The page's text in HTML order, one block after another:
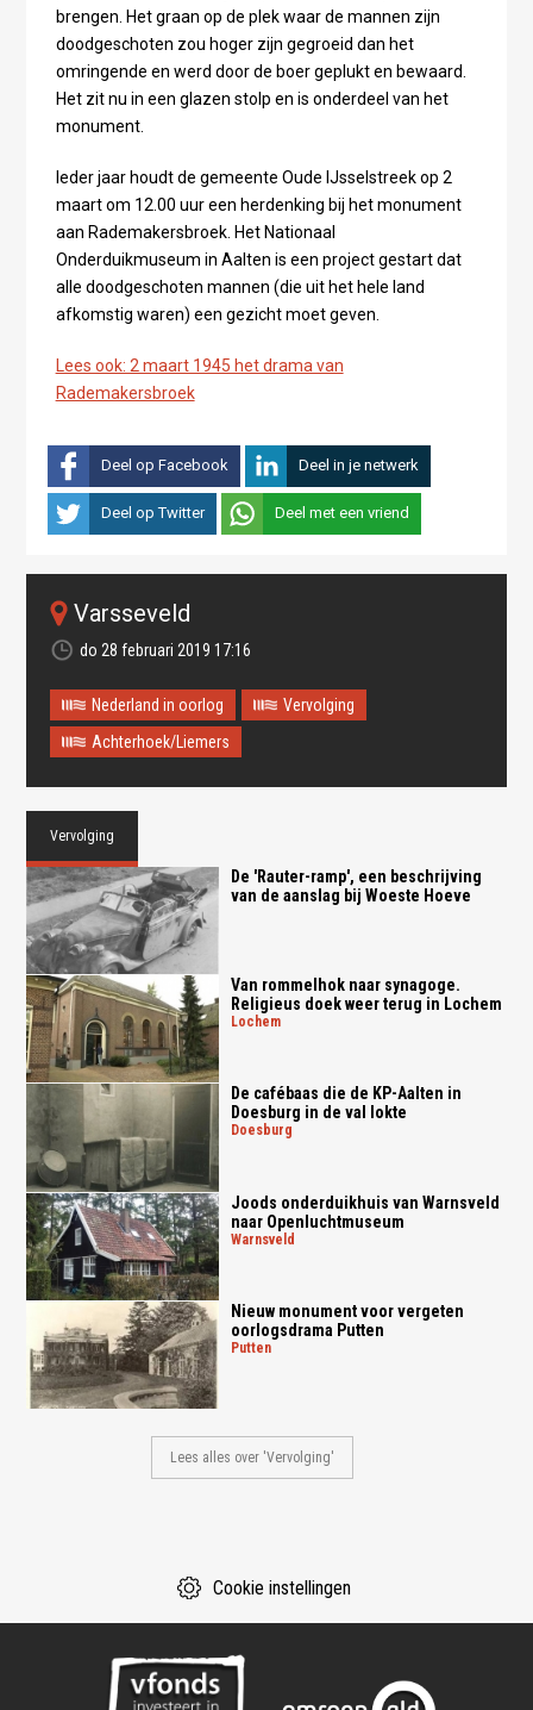
brengen. Het graan op de plek waar de mannen zijn
doodgeschoten zou hoger zijn gegroeid dan het
omringende en werd door de boer geplukt en bewaard.
Het zit nu in een glazen stolp en is onderdeel van het
monument.
Ieder jaar houdt de gemeente Oude IJsselstreek op 2
maart om 12.00 uur een herdenking bij het monument
aan Rademakersbroek. Het Nationaal
Onderduikmuseum in Aalten is een project gestart dat
alle doodgeschoten mannen (die uit het hele land
afkomstig waren) een gezicht moet geven.
Lees ook: 2 maart 1945 het drama van
Rademakersbroek
Deel op Facebook Deel in je netwerk
Deel op Twitter Deel met een vriend
varsseveld
do 28 februari 2019 17:16
Nederland in oorlog
Vervolging
Achterhoek/Liemers
Vervolging
De 'Rauter-ramp', een beschrijving
van de aanslag bij Woeste Hoeve
Van rommelhok naar synagoge.
Religieus doek weer terug in Lochem
lochem
De cafébaas die de KP-Aalten in
Doesburg in de val lokte
doesburg
Joods onderduikhuis van Warnsveld
naar Openluchtmuseum
warnsveld
Nieuw monument voor vergeten
oorlogsdrama Putten
putten
Lees alles over 'Vervolging'
Cookie instellingen